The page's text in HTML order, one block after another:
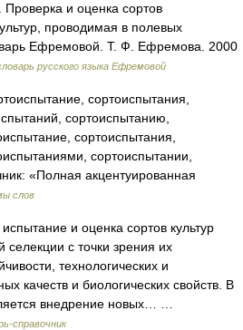
и оценка сортов
проводимая в полевых
Ефремовой. Т. Ф. Ефремова. 2000
русского языка Ефремовой
сортоиспытания,
сортоиспытанию,
сортоиспытания,
сортоиспытании,
«Полная акцентуированная
слов
и оценка сортов культур
селекции с точки зрения их
технологических и
качеств и биологических свойств. В
внедрение новых… …
справочник